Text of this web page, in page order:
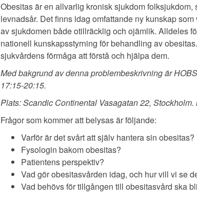
Obesitas är en allvarlig kronisk sjukdom
levnadsår. Det finns idag omfattande ny kunskap
av sjukdomen både otillräcklig och ojämlik. Alldeles
nationell kunskapsstyrning för behandling av
sjukvårdens förmåga att förstå och hjälpa dem.
Med bakgrund av denna problembeskrivning är
17:15-20:15.
Plats: Scandic Continental Vasagatan 22,
Frågor som kommer att belysas är följande:
Varför är det svårt att själv hantera sin obesitas?
Fysologin bakom obesitas?
Patientens perspektiv?
Vad gör obesitasvården idag, och hur vill vi se
Vad behövs för tillgången till obesitasvård ska